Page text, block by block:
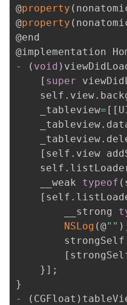
@property (
@property (
@end
-
( void )
[ super
    self
. view.
    _tableview
= [ [
    _tableview
.
    _tableview
.
[ self . view
    self
.
    __weak
typeof (
[ self .
        __strong
NSLog (@"" )
        strongSelf
[
} ] ;
}
-
( CGFloat )